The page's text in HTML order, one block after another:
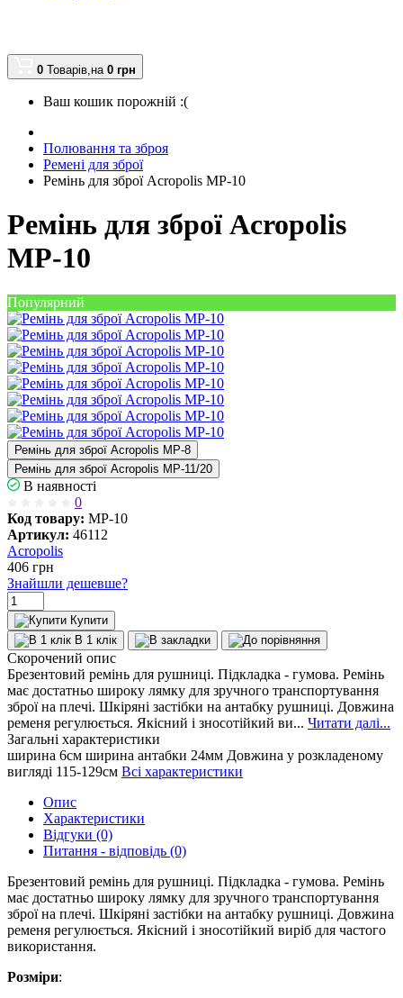
0 Товарів,на 0 грн
Ваш кошик порожній :(
Полювання та зброя
Ремені для зброї
Ремінь для зброї Acropolis МР-10
Ремінь для зброї Acropolis
МР-10
Популярний
Ремінь для зброї Acropolis МР-8
Ремінь для зброї Acropolis МР-11/20
В наявності
0
Код товару: МР-10
Артикул: 46112
Acropolis
406 грн
Знайшли дешевше?
Купити
В 1 клік
Скорочений опис
Брезентовий ремінь для рушниці. Підкладка - гумова. Ремінь
має достатньо широку лямку для зручного транспортування
зброї на плечі. Шкіряні застібки на антабку рушниці. Довжина
ременя регулюється. Якісний і зносотійкий ви... Читати далі...
Загальні характеристики
ширина 6см ширина антабки 24мм Довжина у розкладеному
вигляді 115-129см Всі характеристики
Опис
Характеристики
Відгуки (0)
Питання - відповідь (0)
Брезентовий ремінь для рушниці. Підкладка - гумова. Ремінь
має достатньо широку лямку для зручного транспортування
зброї на плечі. Шкіряні застібки на антабку рушниці. Довжина
ременя регулюється. Якісний і зносотійкий виріб для частого
використання.
Розміри: